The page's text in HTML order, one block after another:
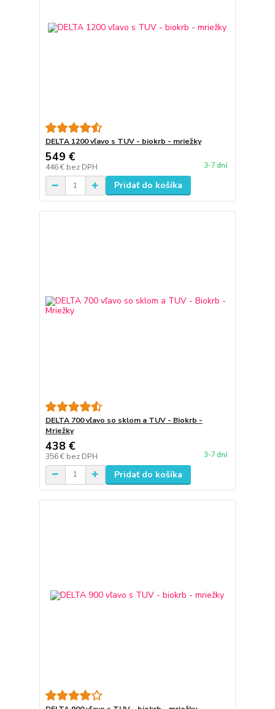
DELTA 1200 vľavo s TUV - biokrb - mriežky
549 €
446 € bez DPH 3-7 dní
Pridať do košíka
DELTA 700 vľavo so sklom a TUV - Biokrb -
Mriežky
438 €
356 € bez DPH 3-7 dní
Pridať do košíka